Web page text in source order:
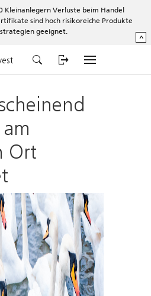
Kleinanlegern Verluste beim Handel
sind hoch risikoreiche Produkte
geeignet.
^
Ort